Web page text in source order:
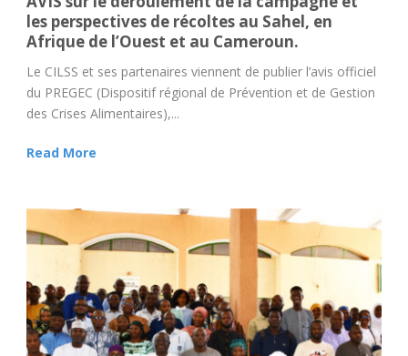
les perspectives de récoltes au Sahel, en
Afrique de l’Ouest et au Cameroun.
Le CILSS et ses partenaires viennent de publier l’avis officiel
du PREGEC (Dispositif régional de Prévention et de Gestion
des Crises Alimentaires),...
Read More